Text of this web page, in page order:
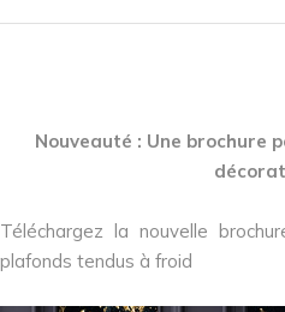
Nouveauté : Une brochure
Téléchargez la nouvelle
plafonds tendus à froid